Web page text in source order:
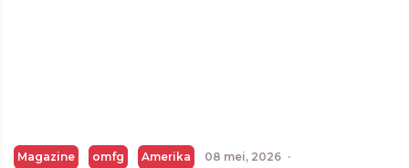
Magazine omfg Amerika 08 mei, 2026 ·